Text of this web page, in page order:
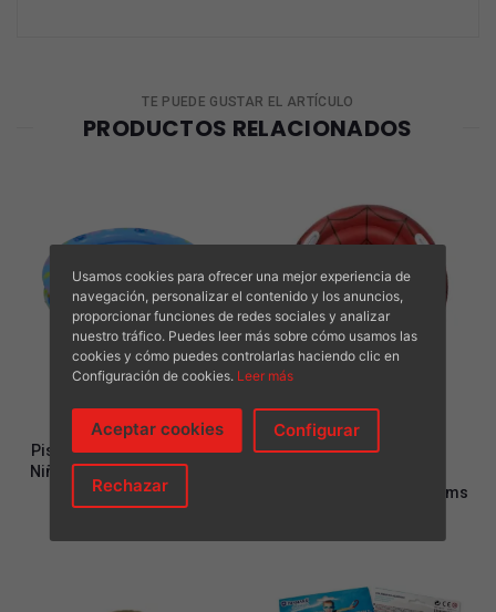
TE PUEDE GUSTAR EL ARTÍCULO
PRODUCTOS RELACIONADOS
Valora
do en
2.53
de 5
Piscina Peppa Pig. Piscina
Niños Hinchable 100 Cm. 1
Unidad
Valora
do en
Colchoneta Escudo
Hinchable Grande 118 Cms
Usamos cookies para ofrecer una mejor experiencia de
navegación, personalizar el contenido y los anuncios,
proporcionar funciones de redes sociales y analizar
nuestro tráfico. Puedes leer más sobre cómo usamos las
cookies y cómo puedes controlarlas haciendo clic en
Configuración de cookies. Leer más
Aceptar cookies Configurar
Rechazar